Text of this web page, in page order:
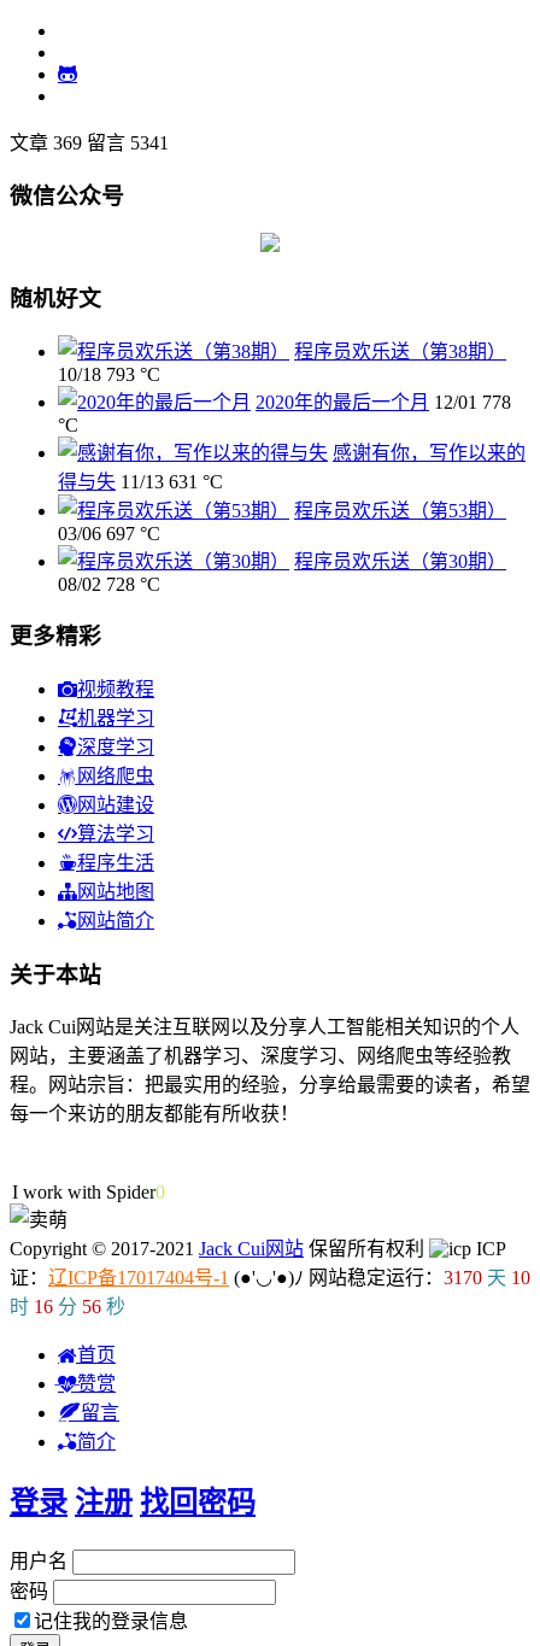
文章 369 留言 5341
微信公众号
随机好文
程序员欢乐送（第38期）
10/18 793 °C
2020年的最后一个月 12/01 778
°C
感谢有你，写作以来的
得与失 11/13 631 °C
程序员欢乐送（第53期）
03/06 697 °C
程序员欢乐送（第30期）
08/02 728 °C
更多精彩
视频教程
机器学习
深度学习
网络爬虫
网站建设
算法学习
程序生活
网站地图
网站简介
关于本站
Jack Cui网站是关注互联网以及分享人工智能相关知识的个人
网站，主要涵盖了机器学习、深度学习、网络爬虫等经验教
程。网站宗旨：把最实用的经验，分享给最需要的读者，希望
每一个来访的朋友都能有所收获！
I work with Spider.
Copyright © 2017-2021 Jack Cui网站 保留所有权利
ICP
证： 辽ICP备17017404号-1 (●'◡'●)ﾉ 网站稳定运行： 3170 天 10
时 16 分 57 秒
首页
赞赏
留言
简介
登录 注册 找回密码
用户名
密码
记住我的登录信息